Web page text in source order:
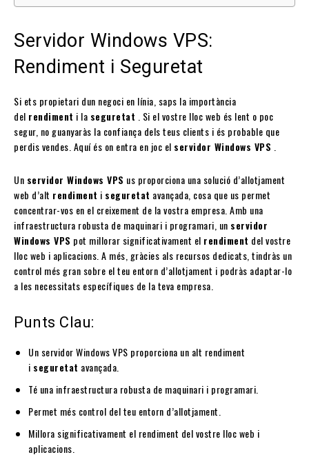
Servidor Windows VPS:
Rendiment i Seguretat
Si ets propietari dun negoci en línia, saps la importància
del rendiment i la seguretat . Si el vostre lloc web és lent o poc
segur, no guanyaràs la confiança dels teus clients i és probable que
perdis vendes. Aquí és on entra en joc el servidor Windows VPS .
Un servidor Windows VPS us proporciona una solució d’allotjament
web d’alt rendiment i seguretat avançada, cosa que us permet
concentrar-vos en el creixement de la vostra empresa. Amb una
infraestructura robusta de maquinari i programari, un servidor
Windows VPS pot millorar significativament el rendiment del vostre
lloc web i aplicacions. A més, gràcies als recursos dedicats, tindràs un
control més gran sobre el teu entorn d’allotjament i podràs adaptar-lo
a les necessitats específiques de la teva empresa.
Punts Clau:
Un servidor Windows VPS proporciona un alt rendiment
i seguretat avançada.
Té una infraestructura robusta de maquinari i programari.
Permet més control del teu entorn d’allotjament.
Millora significativament el rendiment del vostre lloc web i
aplicacions.